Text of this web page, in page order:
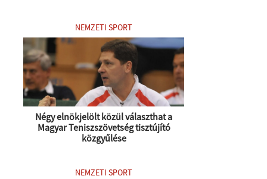
NEMZETI SPORT
Négy elnökjelölt közül választhat a
Magyar Teniszszövetség tisztújító
közgyűlése
NEMZETI SPORT